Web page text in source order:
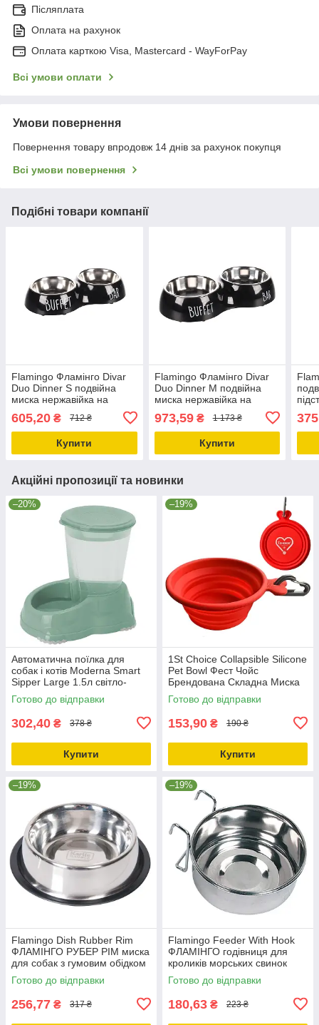
Післяплата
Оплата на рахунок
Оплата карткою Visa, Mastercard - WayForPay
Всі умови оплати
Умови повернення
Повернення товару впродовж 14 днів за рахунок покупця
Всі умови повернення
Подібні товари компанії
Flamingo Фламінго Divar
Duo Dinner S подвійна
миска нержавійка на
підставці для собак і котів
2х230мл (520523)
605,20 ₴ 712 ₴
Купити
Flamingo Фламінго Divar
Duo Dinner M подвійна
миска нержавійка на
підставці для собак і котів
2х470мл (520524)
973,59₴ 1 173 ₴
Купити
Акційні пропозиції та новинки
–20%
Автоматична поїлка для
собак і котів Moderna Smart
Sipper Large 1.5л світло-
зелена (H140378)
Готово до відправки
302,40 ₴ 378 ₴
Купити
–19%
1St Choice Collapsible Silicone
Pet Bowl Фест Чойс
Брендована Складна Миска
Для Собак Та Котів
Готово до відправки
153,90 ₴ 190 ₴
Купити
–19%
Flamingo Dish Rubber Rim
ФЛАМІНГО РУБЕР РІМ миска
для собак з гумовим обідком
нержавіюча сталь 1.59 | d=23
см
Готово до відправки
256,77 ₴ 317 ₴
–19%
Flamingo Feeder With Hook
ФЛАМІНГО годівниця для
кроликів морських свинок
середніх папуг навісна з
гачками 0.6
Готово до відправки
180,63 ₴ 223 ₴